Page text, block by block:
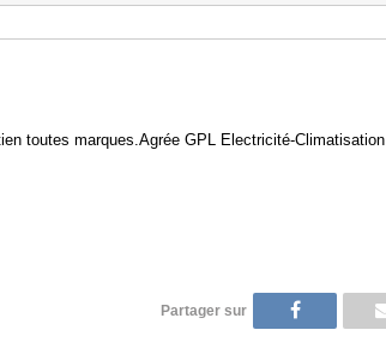
toutes marques.Agrée GPL Electricité-Climatisation
Partager sur